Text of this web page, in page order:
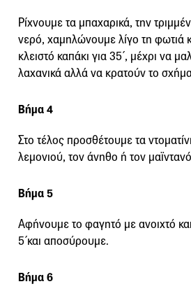
Ρίχνουμε τα μπαχαρικά, την
νερό, χαμηλώνουμε λίγο τη φωτιά
κλειστό καπάκι για 35΄, μέχρι να
λαχανικά αλλά να κρατούν το
Βήμα 4
Στο τέλος προσθέτουμε τα
λεμονιού, τον άνηθο ή τον
Βήμα 5
Αφήνουμε το φαγητό με ανοιχτό
5΄και αποσύρουμε.
Βήμα 6